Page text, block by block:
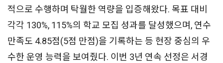
적으로 수행하며 탁월한 역량을 입증해왔다. 목표 대비
각각 130%, 115%의 학교 모집 성과를 달성했으며, 연수
만족도 4.85점(5점 만점)을 기록하는 등 현장 중심의 우
수한 운영 능력을 보여줬다. 이번 3년 연속 선정은 서경